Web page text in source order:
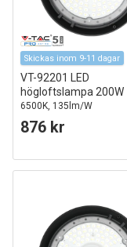
Skickas inom 9-11 dagar
VT-92201 LED
högloftslampa 200W
6500K, 135lm/W
876 kr